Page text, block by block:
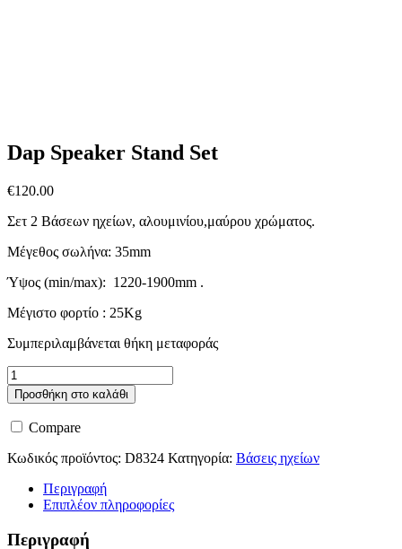
Dap Speaker Stand Set
€120.00
Σετ 2 Βάσεων ηχείων, αλουμινίου,μαύρου χρώματος.
Μέγεθος σωλήνα: 35mm
Ύψος (min/max): 1220-1900mm .
Μέγιστο φορτίο : 25Kg
Συμπεριλαμβάνεται θήκη μεταφοράς
Dap
Speaker
Stand
Set
ποσότητα
Προσθήκη στο καλάθι
Compare
Κωδικός προϊόντος: D8324 Κατηγορία: Βάσεις ηχείων
Περιγραφή
Επιπλέον πληροφορίες
Περιγραφή